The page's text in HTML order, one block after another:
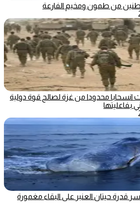
من طمون ومخيم الفارعة
انسحابا محدودا من غزة لصالح قوة دولية
قدرة حيتان العنبر على البقاء مغمورة